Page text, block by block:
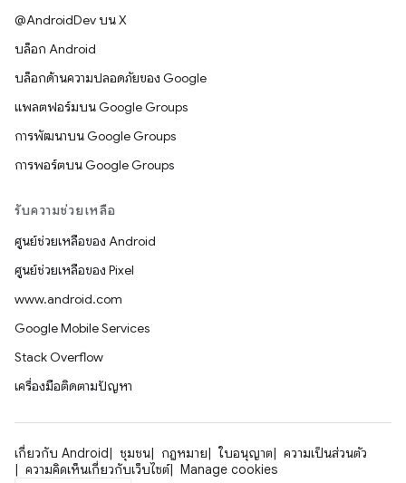
@AndroidDev บน X
บล็อก Android
บล็อกด้านความปลอดภัยของ Google
แพลตฟอร์มบน Google Groups
การพัฒนาบน Google Groups
การพอร์ตบน Google Groups
รับความช่วยเหลือ
ศูนย์ช่วยเหลือของ Android
ศูนย์ช่วยเหลือของ Pixel
www.android.com
Google Mobile Services
Stack Overflow
เครื่องมือติดตามปัญหา
เกี่ยวกับ Android ชุมชน กฎหมาย ใบอนุญาต
ความเป็นส่วนตัว
ความคิดเห็นเกี่ยวกับเว็บไซต์
Manage cookies